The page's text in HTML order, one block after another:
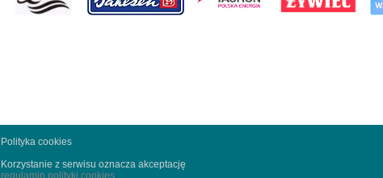
Polityka cookies
Korzystanie z serwisu oznacza akceptację
regulamin polityki cookies